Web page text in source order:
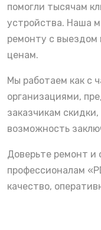
помогли тысячам
устройства. Наша
ремонту с
ценам.
Мы работаем как с
организациями,
заказчикам
возможность
Доверьте ремонт и
профессионалам
качество,